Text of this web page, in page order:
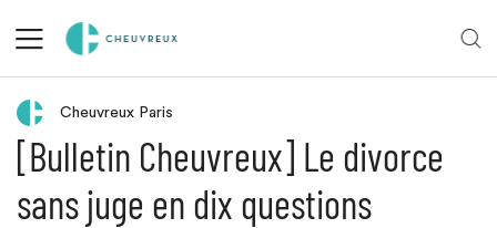
Retour aux actualités
Cheuvreux Paris
[Bulletin Cheuvreux] Le divorce
sans juge en dix questions